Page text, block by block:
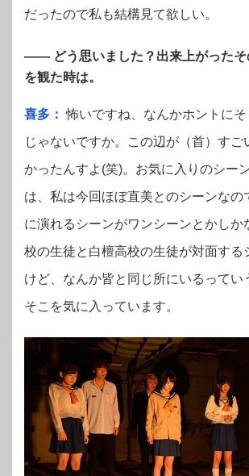
だったので私も結構見て欲しい。
—— どう思いました？出来上がったそ
を観た時は。
喜多： 怖いですね、なんかホントに
じゃないですか。この辺が（首）すご
かったんすよ(笑)。お気に入りのシー
は、私は今回ほぼ直美とのシーンなの
に演れるシーンがワンシーンとかしか
校の生徒と白檀高校の生徒が対面する
けど、なんか皆と同じ所にいるってい
そこを気に入っています。